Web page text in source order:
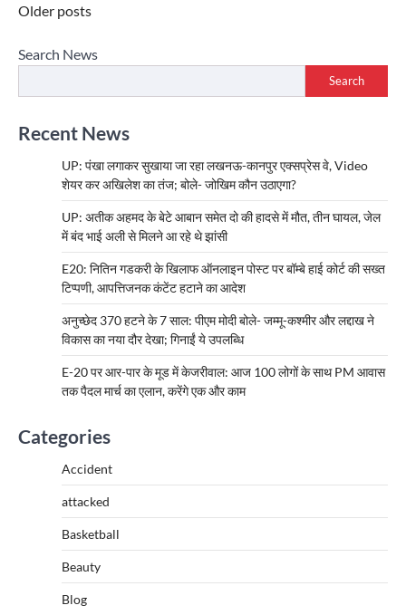
Posts
Older posts
Search News
Search
Recent News
UP: पंखा लगाकर सुखाया जा रहा लखनऊ-कानपुर एक्सप्रेस वे, Video
शेयर कर अखिलेश का तंज; बोले- जोखिम कौन उठाएगा?
UP: अतीक अहमद के बेटे आबान समेत दो की हादसे में मौत, तीन घायल, जेल
में बंद भाई अली से मिलने आ रहे थे झांसी
E20: नितिन गडकरी के खिलाफ ऑनलाइन पोस्ट पर बॉम्बे हाई कोर्ट की सख्त
टिप्पणी, आपत्तिजनक कंटेंट हटाने का आदेश
अनुच्छेद 370 हटने के 7 साल: पीएम मोदी बोले- जम्मू-कश्मीर और लद्दाख ने
विकास का नया दौर देखा; गिनाईं ये उपलब्धि
E-20 पर आर-पार के मूड में केजरीवाल: आज 100 लोगों के साथ PM आवास
तक पैदल मार्च का एलान, करेंगे एक और काम
Categories
Accident
attacked
Basketball
Beauty
Blog